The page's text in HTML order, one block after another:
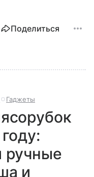
Поделиться
Гаджеты
ручные
и